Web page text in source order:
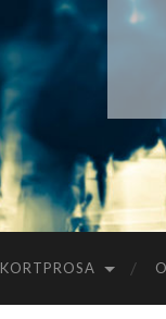
KORTPROSA